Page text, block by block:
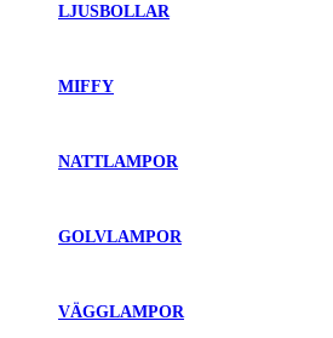
LJUSBOLLAR
MIFFY
NATTLAMPOR
GOLVLAMPOR
VÄGGLAMPOR